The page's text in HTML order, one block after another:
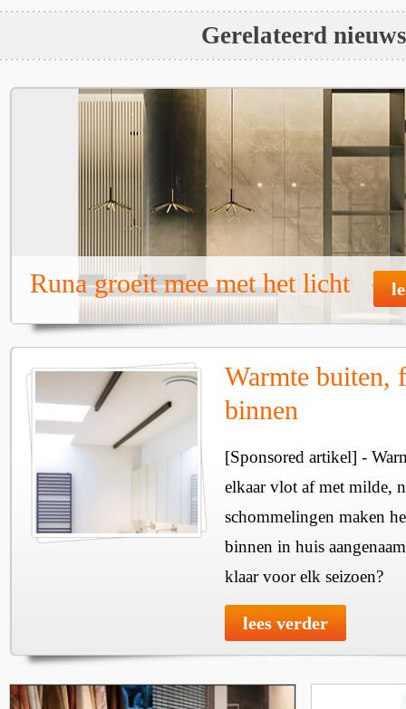
Gerelateerd nieuws
Runa groeit mee met het licht
Warmte buiten,
binnen
[Sponsored artikel] -
elkaar vlot af met milde,
schommelingen maken
binnen in huis
klaar voor elk seizoen?
lees verder